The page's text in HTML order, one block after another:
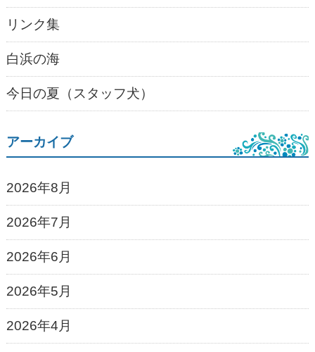
リンク集
白浜の海
今日の夏（スタッフ犬）
アーカイブ
2026年8月
2026年7月
2026年6月
2026年5月
2026年4月